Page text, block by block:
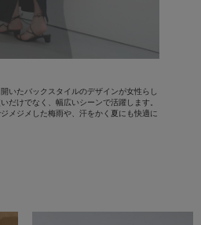
いたバックスタイルのデザインが女性らし
だけでなく、幅広いシーンで活躍します。
メジメした梅雨や、汗をかく夏にも快適に